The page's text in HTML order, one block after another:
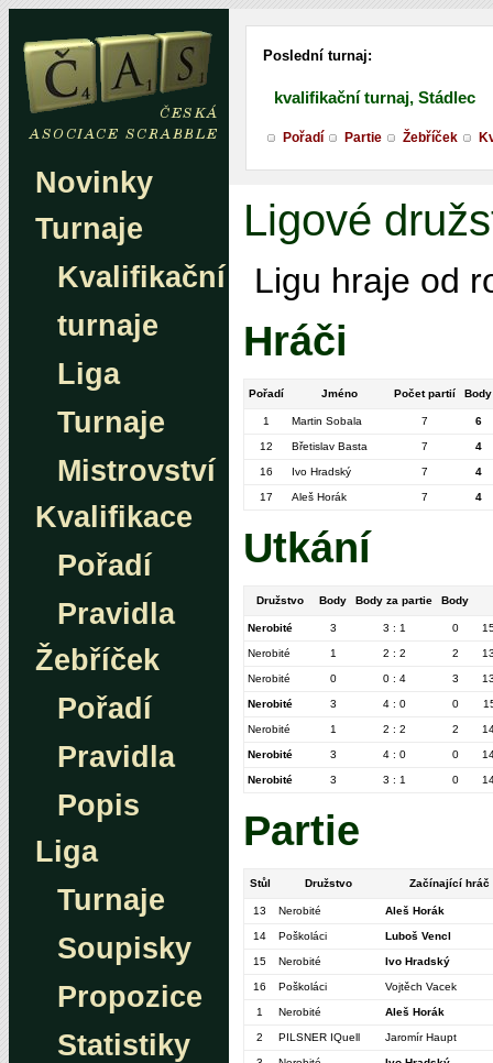
Novinky
Turnaje
Kvalifikační
turnaje
Liga
Turnaje
Mistrovství
Kvalifikace
Pořadí
Pravidla
Žebříček
Pořadí
Pravidla
Popis
Liga
Turnaje
Soupisky
Propozice
Statistiky
Poslední turnaj:
kvalifikační turnaj, Stádlec
Pořadí Partie Žebříček
Ligové
Ligu hraje od
Hráči
Pořadí Jméno Počet partií Body
1 Martin Sobala 7 6
12 Břetislav Basta 7 4
16 Ivo Hradský 7 4
17 Aleš Horák 7 4
Utkání
Družstvo Body Body za partie Body
Nerobité 3 3 : 1 0
Nerobité 1 2 : 2 2
Nerobité 0 0 : 4 3
Nerobité 3 4 : 0 0
Nerobité 1 2 : 2 2
Nerobité 3 4 : 0 0
Nerobité 3 3 : 1 0
Partie
Stůl Družstvo Začínající hráč
13 Nerobité Aleš Horák
14 Poškoláci Luboš Vencl
15 Nerobité Ivo Hradský
16 Poškoláci Vojtěch Vacek
1 Nerobité Aleš Horák
2 PILSNER IQuell Jaromír Haupt